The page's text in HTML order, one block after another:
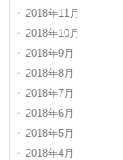
2018年11月
2018年10月
2018年9月
2018年8月
2018年7月
2018年6月
2018年5月
2018年4月